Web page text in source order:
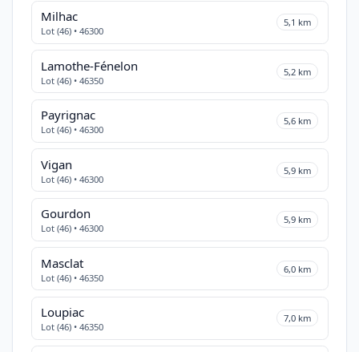
Milhac
Lot (46) • 46300
5,1 km
Lamothe-Fénelon
Lot (46) • 46350
5,2 km
Payrignac
Lot (46) • 46300
5,6 km
Vigan
Lot (46) • 46300
5,9 km
Gourdon
Lot (46) • 46300
5,9 km
Masclat
Lot (46) • 46350
6,0 km
Loupiac
Lot (46) • 46350
7,0 km